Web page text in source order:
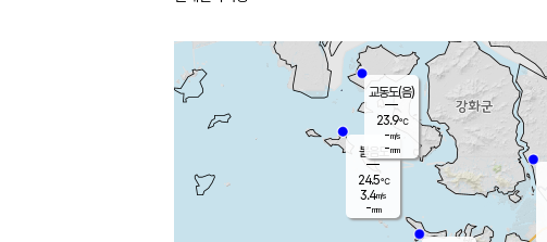
홈
볼음도
24.5℃
3.4m/s
-mm
교동도(음)
23.9℃
-m/s
-mm